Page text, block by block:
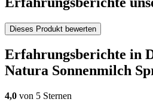
Dieses Produkt bewerten
Erfahrungsberichte in
Natura Sonnenmilch
4,0 von 5 Sternen